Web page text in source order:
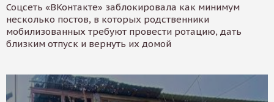
Соцсеть «ВКонтакте» заблокировала как минимум
несколько постов, в которых родственники
мобилизованных требуют провести ротацию, дать
близким отпуск и вернуть их домой